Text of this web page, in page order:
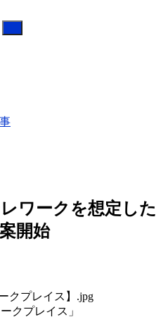
ワークを想定した
開始
クプレイス」